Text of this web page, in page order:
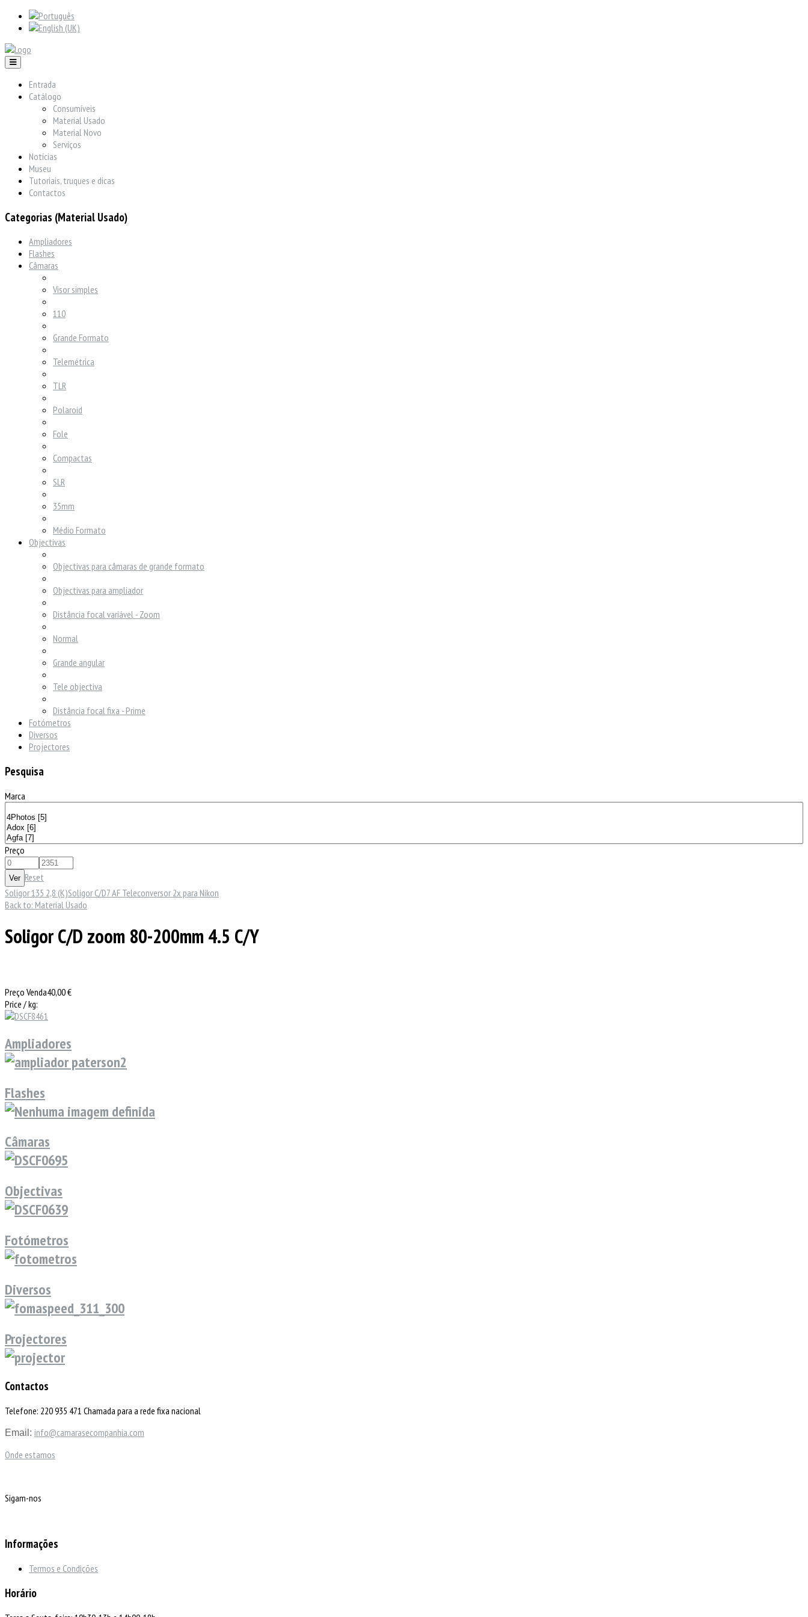
Entrada
Catálogo
Consumíveis
Material Usado
Material Novo
Serviços
Notícias
Museu
Tutoriais, truques e dicas
Contactos
Categorias (Material Usado)
Ampliadores
Flashes
Câmaras
Visor simples
110
Grande Formato
Telemétrica
TLR
Polaroid
Fole
Compactas
SLR
35mm
Médio Formato
Objectivas
Objectivas para câmaras de grande formato
Objectivas para ampliador
Distância focal variável - Zoom
Normal
Grande angular
Tele objectiva
Distância focal fixa - Prime
Fotómetros
Diversos
Projectores
Pesquisa
Marca
Preço
Reset
Soligor 135 2,8 (K)Soligor C/D7 AF Teleconversor 2x para Nikon
Back to: Material Usado
Soligor C/D zoom 80-200mm 4.5 C/Y
Preço Venda40,00 €
Price / kg:
Ampliadores
Flashes
Câmaras
Objectivas
Fotómetros
Diversos
Projectores
Contactos
Telefone: 220 935 471 Chamada para a rede fixa nacional
Email: info@camarasecompanhia.com
Onde estamos
Sigam-nos
Informações
Termos e Condições
Horário